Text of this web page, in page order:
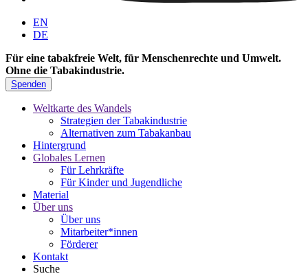
EN
DE
Für eine tabakfreie Welt, für Menschenrechte und Umwelt.
Ohne die Tabakindustrie.
Spenden
Weltkarte des Wandels
Strategien der Tabakindustrie
Alternativen zum Tabakanbau
Hintergrund
Globales Lernen
Für Lehrkräfte
Für Kinder und Jugendliche
Material
Über uns
Über uns
Mitarbeiter*innen
Förderer
Kontakt
Suche